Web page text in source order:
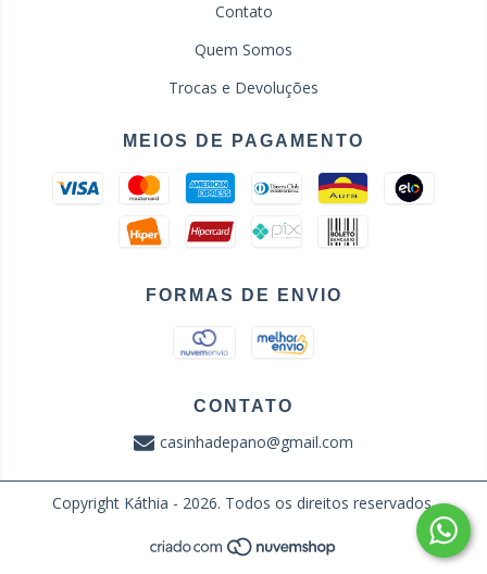
Contato
Quem Somos
Trocas e Devoluções
MEIOS DE PAGAMENTO
FORMAS DE ENVIO
CONTATO
casinhadepano@gmail.com
Copyright Káthia - 2026. Todos os direitos reservados.